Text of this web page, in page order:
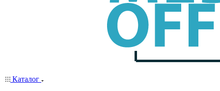
Каталог